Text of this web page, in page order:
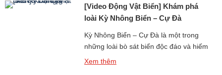
Khi hàng triệu con cua di chuyển […]
[Video Động Vật Biển] Khám phá
loài Kỳ Nhông Biển – Cự Đà
Kỳ Nhông Biển – Cự Đà là một trong
những loài bò sát biển độc đáo và hiếm
hoi trên thế giới, thu hút sự chú ý không
Xem thêm